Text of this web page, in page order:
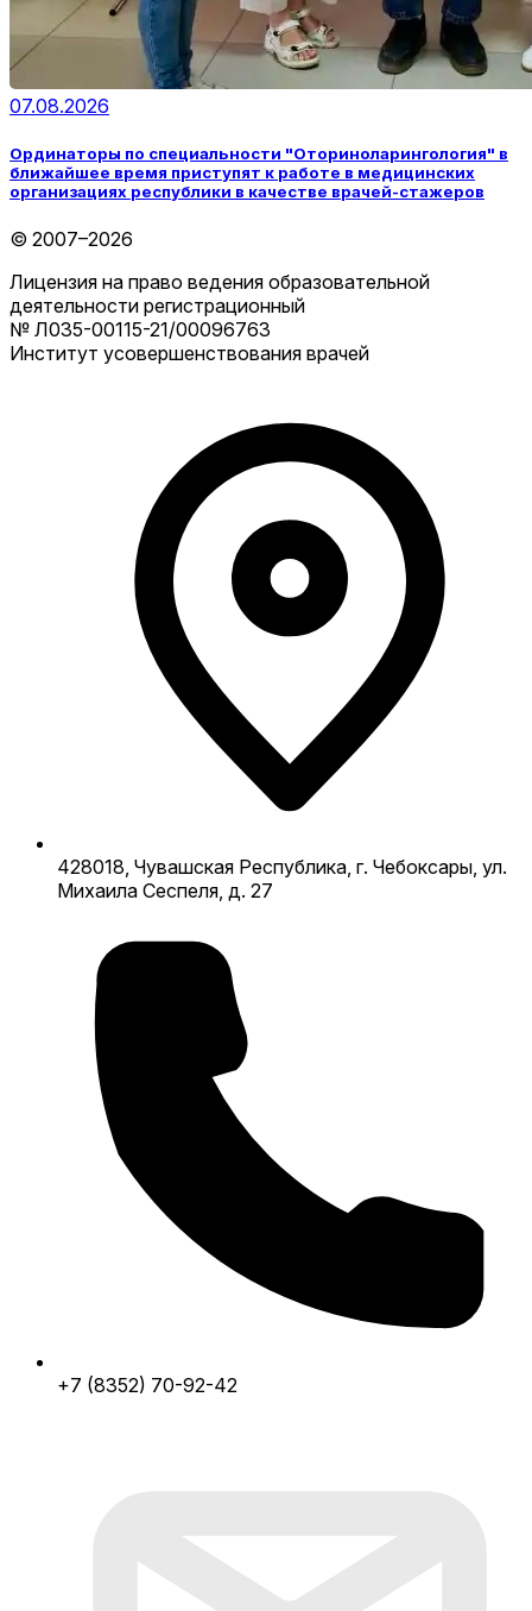
07.08.2026
Ординаторы по специальности "Оториноларингология" в
ближайшее время приступят к работе в медицинских
организациях республики в качестве врачей-стажеров
© 2007–2026
Лицензия на право ведения образовательной
деятельности регистрационный
№ Л035-00115-21/00096763
Институт усовершенствования врачей
428018, Чувашская Республика, г. Чебоксары, ул.
Михаила Сеспеля, д. 27
+7 (8352) 70-92-42